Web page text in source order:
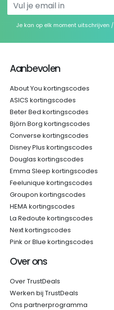
Je kan op elk moment uitschrijven
Aanbevolen
About You kortingscodes
ASICS kortingscodes
Beter Bed kortingscodes
Björn Borg kortingscodes
Converse kortingscodes
Disney Plus kortingscodes
Douglas kortingscodes
Emma Sleep kortingscodes
Feelunique kortingscodes
Groupon kortingscodes
HEMA kortingscodes
La Redoute kortingscodes
Next kortingscodes
Pink or Blue kortingscodes
Over ons
Over TrustDeals
Werken bij TrustDeals
Ons partnerprogramma